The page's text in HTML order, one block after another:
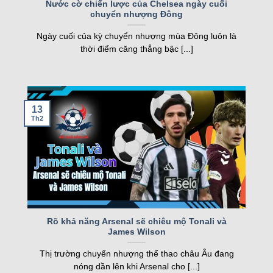
FT
Juventus Women
SCU Torreense Women
1
nghiệp, kqbd ngày càng khẳng định vị thế của
mình.
Các tính năng nổi bật của Kqbd – Kết
Một số tính năng nổi bật của kqbd
Trang web sở hữu nhiều tính năng vượt trội, đáp
ứng nhu cầu của cả người hâm mộ và cược thủ.
Nước cờ chiến lược của Chelsea ngày cuối
chuyển nhượng Đông
Ngày cuối của kỳ chuyển nhượng mùa Đông luôn là
thời điểm căng thẳng bậc [...]
Rõ khả năng Arsenal sẽ chiêu mộ Tonali và
James Wilson
Thị trường chuyển nhượng thể thao châu Âu đang
nóng dần lên khi Arsenal cho [...]
13
Th2